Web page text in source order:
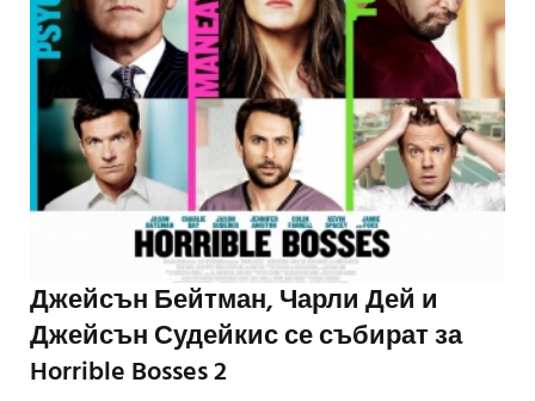
Джейсън Бейтман, Чарли Дей и
Джейсън Судейкис се събират за
Horrible Bosses 2